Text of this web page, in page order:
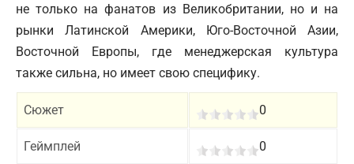
не только на фанатов из Великобритании, но и на
рынки Латинской Америки, Юго-Восточной Азии,
Восточной Европы, где менеджерская культура
также сильна, но имеет свою специфику.
Сюжет 0
Геймплей 0